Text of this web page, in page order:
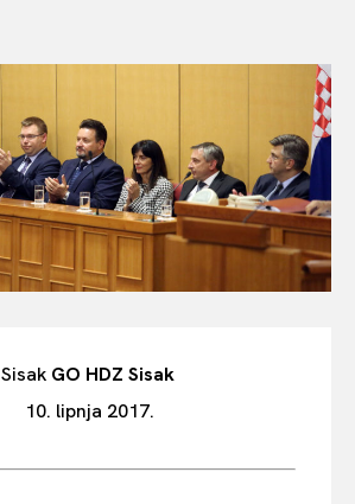
Sisak GO HDZ Sisak
10. lipnja 2017.